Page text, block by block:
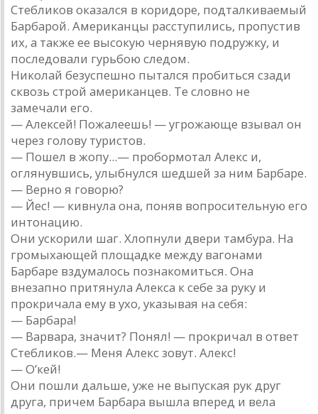
Стебликов оказался в коридоре, подталкиваемый
Барбарой. Американцы расступились, пропустив
их, а также ее высокую чернявую подружку, и
последовали гурьбою следом.
Николай безуспешно пытался пробиться сзади
сквозь строй американцев. Те словно не
замечали его.
— Алексей! Пожалеешь! — угрожающе взывал он
через голову туристов.
— Пошел в жопу...— пробормотал Алекс и,
оглянувшись, улыбнулся шедшей за ним Барбаре.
— Верно я говорю?
— Йес! — кивнула она, поняв вопросительную его
интонацию.
Они ускорили шаг. Хлопнули двери тамбура. На
громыхающей площадке между вагонами
Барбаре вздумалось познакомиться. Она
внезапно притянула Алекса к себе за руку и
прокричала ему в ухо, указывая на себя:
— Барбара!
— Варвара, значит? Понял! — прокричал в ответ
Стебликов.— Меня Алекс зовут. Алекс!
— О’кей!
Они пошли дальше, уже не выпуская рук друг
друга, причем Барбара вышла вперед и вела